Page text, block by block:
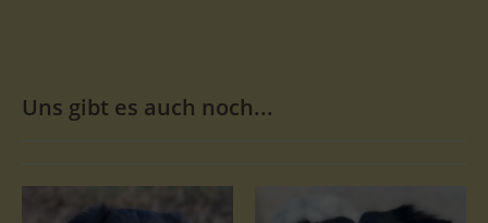
Uns gibt es auch noch...